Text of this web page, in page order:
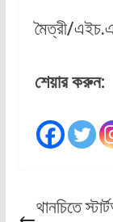
মৈত্রী/
শেয়ার করুন:
থানচিতে